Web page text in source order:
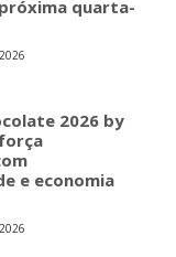
quarta-
2026 by
e economia